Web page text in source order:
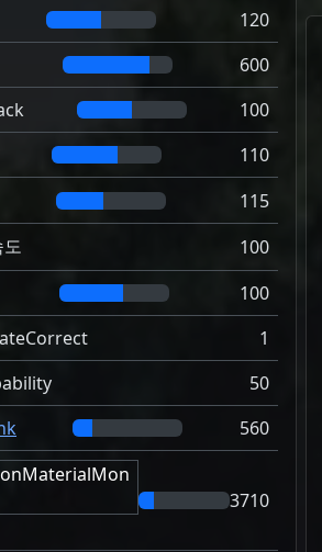
120
600
100
110
115
100
100
1
50
560
3710